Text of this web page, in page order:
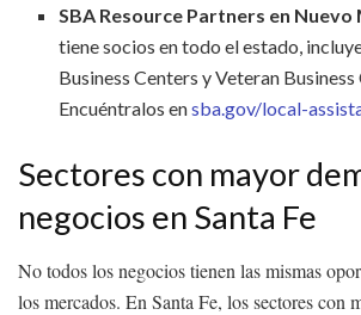
SBA Resource Partners en Nuevo
tiene socios en todo el estado,
Business Centers y Veteran
Encuéntralos ensba.gov/local-
Sectores con mayor
negocios en Santa Fe
No todos los negocios tienen las mismas
los mercados. En Santa Fe, los sectores con